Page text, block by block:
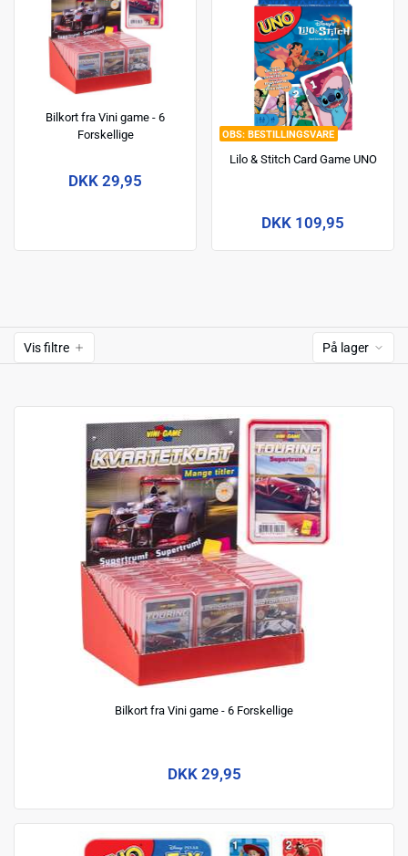
Bilkort fra Vini game - 6
Forskellige
DKK 29,95
BESTILLINGSVARE
Lilo & Stitch Card Game UNO
DKK 109,95
Vis filtre På lager
Bilkort fra Vini game - 6 Forskellige
DKK 29,95